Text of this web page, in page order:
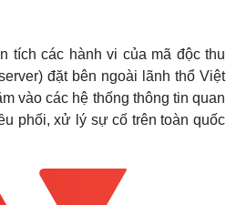
tích các hành vi của mã độc thu
đặt bên ngoài lãnh thổ Việt
vào các hệ thống thông tin quan
phối, xử lý sự cố trên toàn quốc